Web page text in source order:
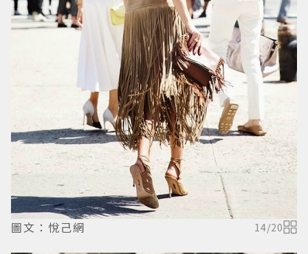
圖文：悅己網 14/20